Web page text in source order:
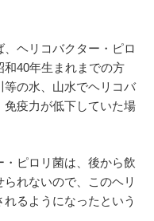
ヘリコバクター・ピロ
和40年生まれまでの方
の水、山水でヘリコバ
免疫力が低下していた場
ピロリ菌は、後から飲
れないので、このヘリ
るようになったという